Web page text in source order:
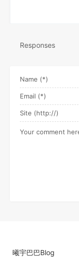
Responses
曦宇巴巴Blog